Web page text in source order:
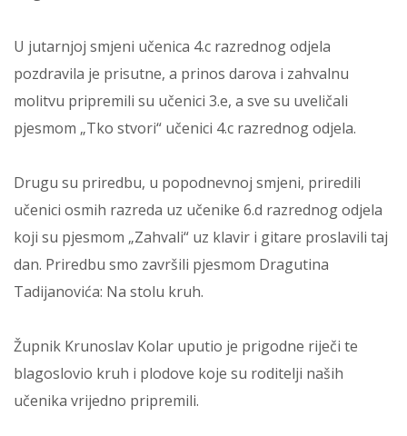
U jutarnjoj smjeni učenica 4.c razrednog odjela
pozdravila je prisutne, a prinos darova i zahvalnu
molitvu pripremili su učenici 3.e, a sve su uveličali
pjesmom „Tko stvori“ učenici 4.c razrednog odjela.
Drugu su priredbu, u popodnevnoj smjeni, priredili
učenici osmih razreda uz učenike 6.d razrednog odjela
koji su pjesmom „Zahvali“ uz klavir i gitare proslavili taj
dan. Priredbu smo završili pjesmom Dragutina
Tadijanovića: Na stolu kruh.
Župnik Krunoslav Kolar uputio je prigodne riječi te
blagoslovio kruh i plodove koje su roditelji naših
učenika vrijedno pripremili.